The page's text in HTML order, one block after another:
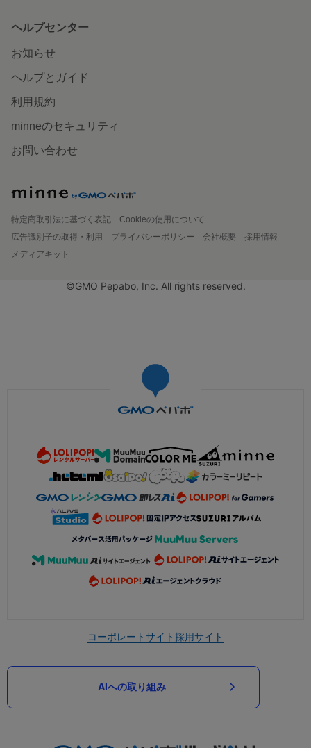
ヘルプセンター
お知らせ
ヘルプとガイド
利用規約
minneのセキュリティ
お問い合わせ
特定商取引法に基づく表記
Cookieの使用について
広告識別子の取得・利用
プライバシーポリシー 会社概要
採用情報
メディアキット
©GMO Pepabo, Inc. All rights reserved.
コーポレートサイト採用サイト
AIへの取り組み